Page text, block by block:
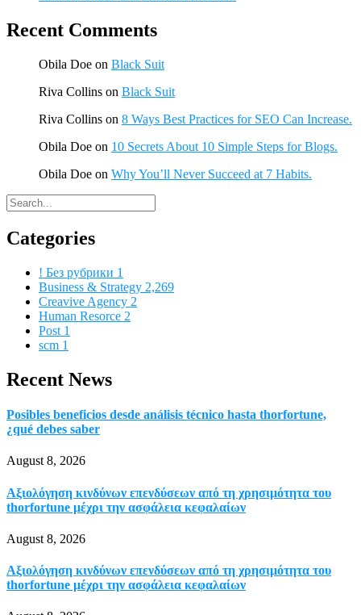
Recent Comments
Obila Doe on Black Suit
Riva Collins on Black Suit
Riva Collins on 8 Ways Best Practices for SEO Can Increase.
Obila Doe on 10 Secrets About 10 Simple Steps for Blogs.
Obila Doe on Why You’ll Never Succeed at 7 Habits.
Categories
! Без рубрики 1
Business & Strategy 2,269
Creavive Agency 2
Human Resorce 2
Post 1
scm 1
Recent News
Posibles beneficios desde análisis técnico hasta thorfortune,
¿qué debes saber
August 8, 2026
Αξιολόγηση κινδύνων επενδύσεων από τη χρησιμότητα του
thorfortune μέχρι την ασφάλεια κεφαλαίων
August 8, 2026
Αξιολόγηση κινδύνων επενδύσεων από τη χρησιμότητα του
thorfortune μέχρι την ασφάλεια κεφαλαίων